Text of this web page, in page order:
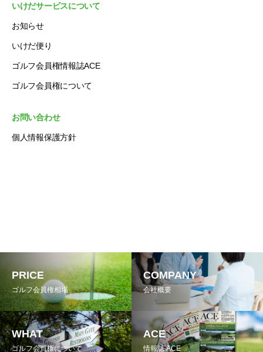
いけだサービスについて
お知らせ
いけだ便り
ゴルフ会員権情報誌ACE
ゴルフ会員権について
お問い合わせ
個人情報保護方針
PRICE
ゴルフ会員権相場
COMPANY
会社概要
WHAT
ゴルフ会員権について
ACE
情報誌 ACE